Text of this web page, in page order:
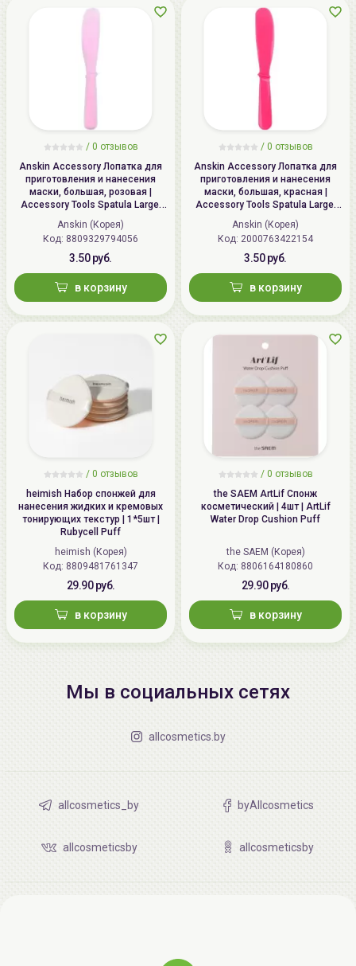
/ 0 отзывов
Anskin Accessory Лопатка для
приготовления и нанесения
маски, большая, розовая |
Accessory Tools Spatula Large,
Pink
Anskin (Корея)
Код: 8809329794056
3.50 руб.
в корзину
/ 0 отзывов
Anskin Accessory Лопатка для
приготовления и нанесения
маски, большая, красная |
Accessory Tools Spatula Large,
Red
Anskin (Корея)
Код: 2000763422154
3.50 руб.
в корзину
/ 0 отзывов
heimish Набор спонжей для
нанесения жидких и кремовых
тонирующих текстур | 1*5шт |
Rubycell Puff
heimish (Корея)
Код: 8809481761347
29.90 руб.
в корзину
/ 0 отзывов
the SAEM ArtLif Спонж
косметический | 4шт | ArtLif
Water Drop Cushion Puff
the SAEM (Корея)
Код: 8806164180860
29.90 руб.
в корзину
Мы в социальных сетях
allcosmetics.by
allcosmetics_by byAllcosmetics
allcosmeticsby allcosmeticsby